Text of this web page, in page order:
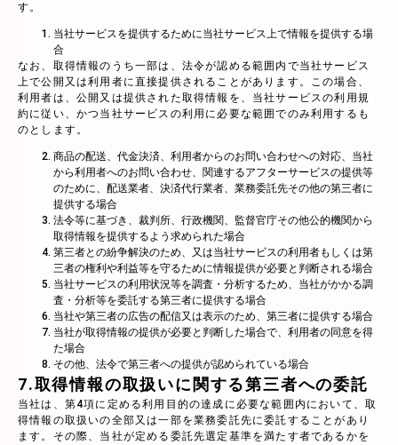
す。
当社サービスを提供するために当社サービス上で情報を提供する場
合
なお、取得情報のうち一部は、法令が認める範囲内で当社サービス
上で公開又は利用者に直接提供されることがあります。この場合、
利用者は、公開又は提供された取得情報を、当社サービスの利用規
約に従い、かつ当社サービスの利用に必要な範囲でのみ利用するも
のとします。
商品の配送、代金決済、利用者からのお問い合わせへの対応、当社
から利用者へのお問い合わせ、関連するアフターサービスの提供等
のために、配送業者、決済代行業者、業務委託先その他の第三者に
提供する場合
法令等に基づき、裁判所、行政機関、監督官庁その他公的機関から
取得情報を提供するよう求められた場合
第三者との紛争解決のため、又は当社サービスの利用者もしくは第
三者の権利や利益等を守るために情報提供が必要と判断される場合
当社サービスの利用状況等を調査・分析するため、当社がかかる調
査・分析等を委託する第三者に提供する場合
当社や第三者の広告の配信又は表示のため、第三者に提供する場合
当社が取得情報の提供が必要と判断した場合で、利用者の同意を得
た場合
その他、法令で第三者への提供が認められている場合
7.取得情報の取扱いに関する第三者への委託
当社は、第4項に定める利用目的の達成に必要な範囲内において、取
得情報の取扱いの全部又は一部を業務委託先に委託することがあり
ます。その際、当社が定める委託先選定基準を満たす者であるかを